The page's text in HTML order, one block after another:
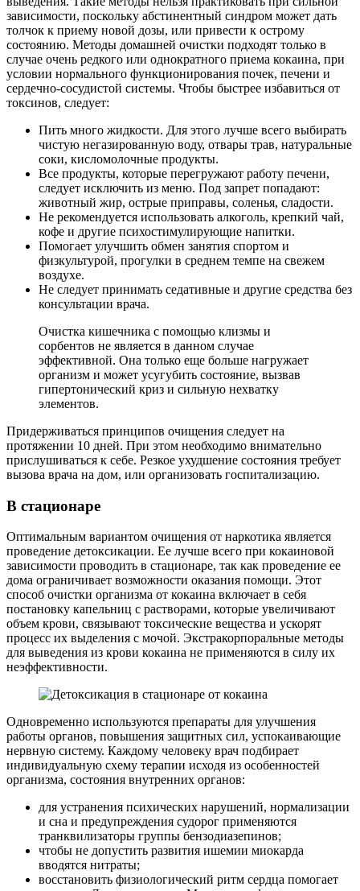
зависимости, поскольку абстинентный синдром может дать
толчок к приему новой дозы, или привести к острому
состоянию. Методы домашней очистки подходят только в
случае очень редкого или однократного приема кокаина, при
условии нормального функционирования почек, печени и
сердечно-сосудистой системы. Чтобы быстрее избавиться от
токсинов, следует:
Пить много жидкости. Для этого лучше всего выбирать
чистую негазированную воду, отвары трав, натуральные
соки, кисломолочные продукты.
Все продукты, которые перегружают работу печени,
следует исключить из меню. Под запрет попадают:
животный жир, острые приправы, соленья, сладости.
Не рекомендуется использовать алкоголь, крепкий чай,
кофе и другие психостимулирующие напитки.
Помогает улучшить обмен занятия спортом и
физкультурой, прогулки в среднем темпе на свежем
воздухе.
Не следует принимать седативные и другие средства без
консультации врача.
Очистка кишечника с помощью клизмы и
сорбентов не является в данном случае
эффективной. Она только еще больше нагружает
организм и может усугубить состояние, вызвав
гипертонический криз и сильную нехватку
элементов.
Придерживаться принципов очищения следует на
протяжении 10 дней. При этом необходимо внимательно
прислушиваться к себе. Резкое ухудшение состояния требует
вызова врача на дом, или организовать госпитализацию.
В стационаре
Оптимальным вариантом очищения от наркотика является
проведение детоксикации. Ее лучше всего при кокаиновой
зависимости проводить в стационаре, так как проведение ее
дома ограничивает возможности оказания помощи. Этот
способ очистки организма от кокаина включает в себя
постановку капельниц с растворами, которые увеличивают
объем крови, связывают токсические вещества и ускорят
процесс их выделения с мочой. Экстракорпоральные методы
для выведения из крови кокаина не применяются в силу их
неэффективности.
Одновременно используются препараты для улучшения
работы органов, повышения защитных сил, успокаивающие
нервную систему. Каждому человеку врач подбирает
индивидуальную схему терапии исходя из особенностей
организма, состояния внутренних органов:
для устранения психических нарушений, нормализации
и сна и предупреждения судорог применяются
транквилизаторы группы бензодиазепинов;
чтобы не допустить развития ишемии миокарда
вводятся нитраты;
восстановить физиологический ритм сердца помогает